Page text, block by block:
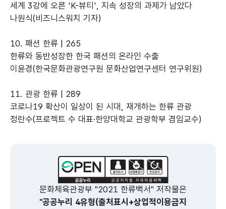
세계 3강에 오른 'K-뷰티', 지속 성장의 과제가 남았다
나원식(비즈니스워치 기자)
10. 패션 한류 | 265
한류와 동반성장한 한국 패션의 온라인 수출
이윤경(한국문화관광연구원 문화산업연구센터 연구위원)
11. 관광 한류 | 289
코로나19 확산이 일상이 된 시대, 재개하는 한류 관광
정란수(프로젝트 수 대표·한양대학교 관광학부 겸임교수)
문화체육관광부 "2021 한류백서" 저작물은
"공공누리 4유형(출처표시+상업적이용금지